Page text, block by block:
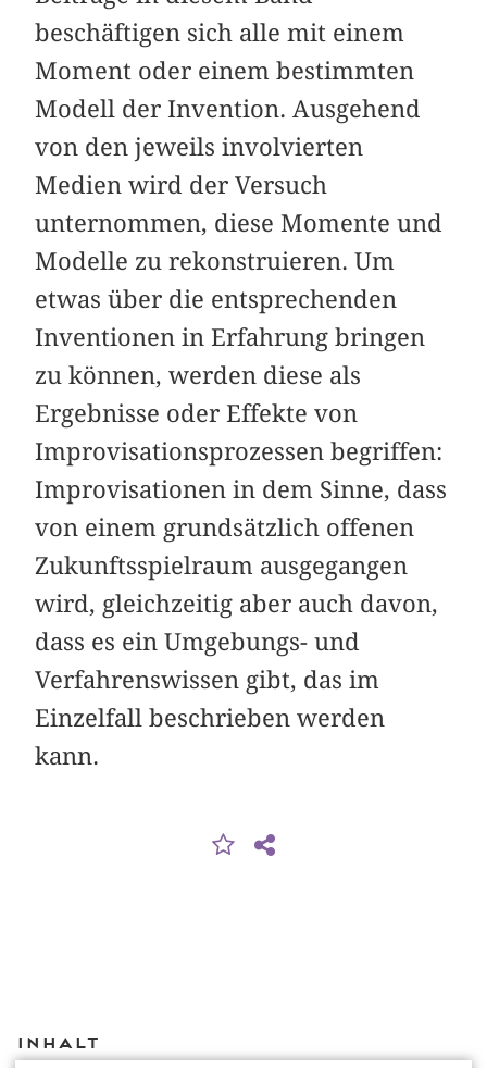
beschäftigen sich alle mit einem
Moment oder einem bestimmten
Modell der Invention. Ausgehend
von den jeweils involvierten
Medien wird der Versuch
unternommen, diese Momente und
Modelle zu rekonstruieren. Um
etwas über die entsprechenden
Inventionen in Erfahrung bringen
zu können, werden diese als
Ergebnisse oder Effekte von
Improvisationsprozessen begriffen:
Improvisationen in dem Sinne, dass
von einem grundsätzlich offenen
Zukunftsspielraum ausgegangen
wird, gleichzeitig aber auch davon,
dass es ein Umgebungs- und
Verfahrenswissen gibt, das im
Einzelfall beschrieben werden
kann.
Inhalt